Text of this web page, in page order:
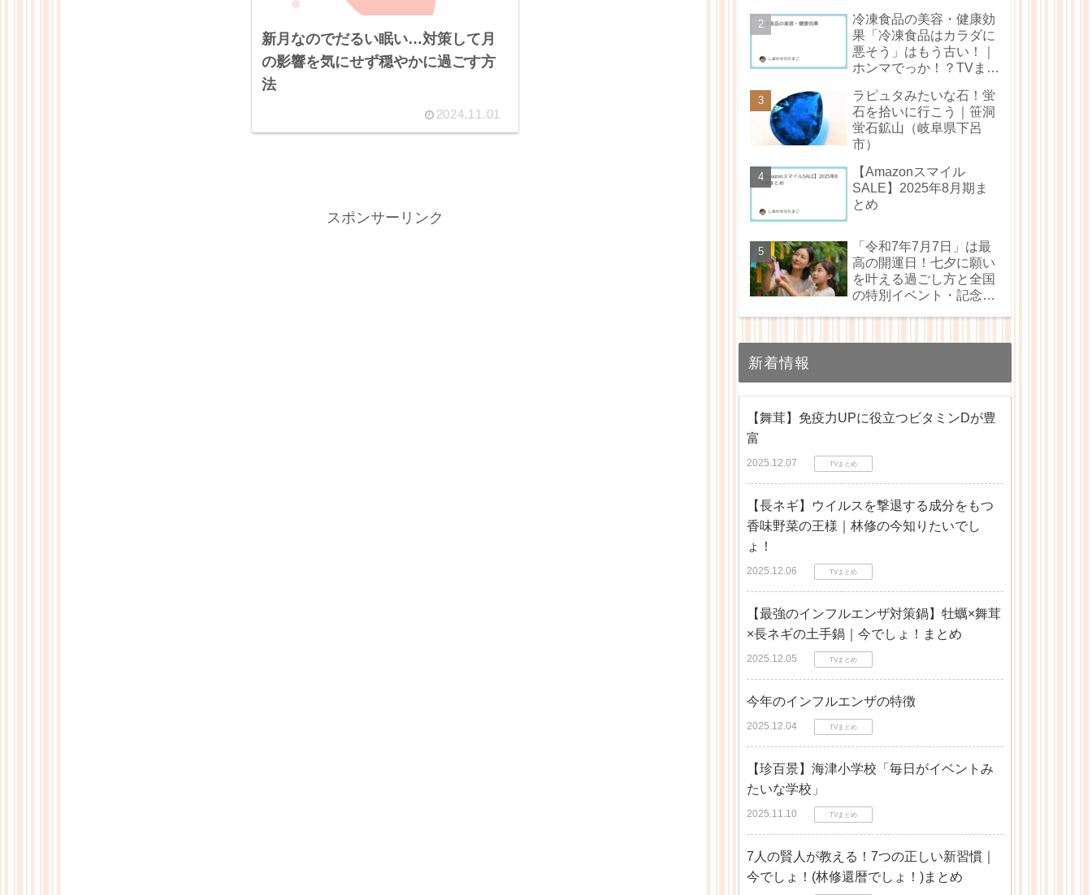
新月なのでだるい眠い…対策して月
の影響を気にせず穏やかに過ごす方
法
2024.11.01
スポンサーリンク
とめ
冷凍食品の美容・健康効
果「冷凍食品はカラダに
悪そう」はもう古い！｜
ホンマでっか！？TVまと
ラピュタみたいな石！蛍
石を拾いに行こう｜笹洞
蛍石鉱山（岐阜県下呂
市）
【Amazonスマイル
SALE】2025年8月期ま
とめ
「令和7年7月7日」は最
高の開運日！七夕に願い
を叶える過ごし方と全国
の特別イベント・記念日
新着情報
【舞茸】免疫力UPに役立つビタミンDが豊
富
2025.12.07 TVまとめ
【長ネギ】ウイルスを撃退する成分をもつ
香味野菜の王様｜林修の今知りたいでし
ょ！
2025.12.06 TVまとめ
【最強のインフルエンザ対策鍋】牡蠣×舞茸
×長ネギの土手鍋｜今でしょ！まとめ
2025.12.05 TVまとめ
今年のインフルエンザの特徴
2025.12.04 TVまとめ
【珍百景】海津小学校「毎日がイベントみ
たいな学校」
2025.11.10 TVまとめ
7人の賢人が教える！7つの正しい新習慣｜
今でしょ！(林修還暦でしょ！)まとめ